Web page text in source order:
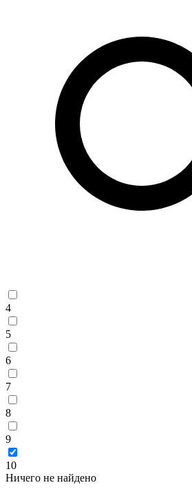
4
5
6
7
8
9
10
Ничего не найдено